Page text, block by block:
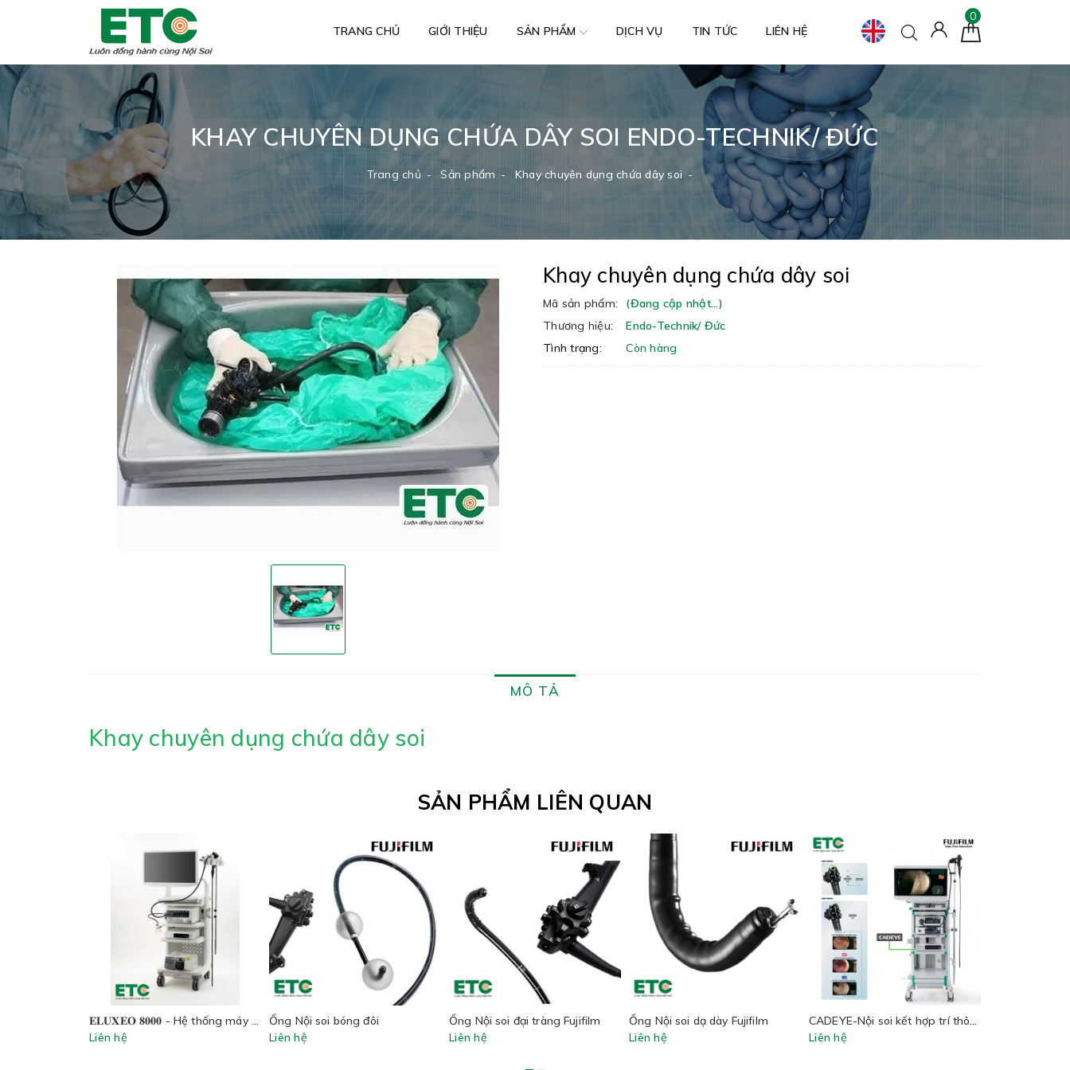
0
TRANG CHỦ
GIỚI THIỆU SẢN PHẨM DỊCH VỤ TIN TỨC LIÊN HỆ
KHAY CHUYÊN DỤNG CHỨA DÂY SOI ENDO-TECHNIK/ ĐỨC
Trang chủ Sản phẩm Khay chuyên dụng chứa dây soi
Khay chuyên dụng chứa dây soi
Mã sản phẩm:
(Đang cập nhật...)
Thương hiệu:
Endo-Technik/ Đức
Tình trạng:
Còn hàng
MÔ TẢ
Khay chuyên dụng chứa dây soi
SẢN PHẨM LIÊN QUAN
𝐄𝐋𝐔𝐗𝐄𝐎 𝟖𝟎𝟎𝟎 - Hệ thống máy nội soi mới nhất của FUJIFILM
Liên hệ
Ống Nội soi bóng đôi
Liên hệ
Ống Nội soi đại tràng Fujifilm
Liên hệ
Ống Nội soi dạ dày Fujifilm
Liên hệ
CADEYE-Nội soi kết hợp trí thông minh nhân tạo (AI)
Liên hệ